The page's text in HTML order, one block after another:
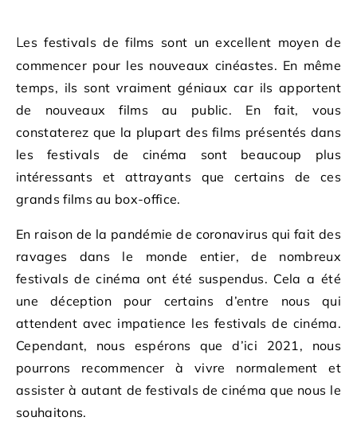
Les festivals de films sont un excellent moyen de
commencer pour les nouveaux cinéastes. En même
temps, ils sont vraiment géniaux car ils apportent
de nouveaux films au public. En fait, vous
constaterez que la plupart des films présentés dans
les festivals de cinéma sont beaucoup plus
intéressants et attrayants que certains de ces
grands films au box-office.
En raison de la pandémie de coronavirus qui fait des
ravages dans le monde entier, de nombreux
festivals de cinéma ont été suspendus. Cela a été
une déception pour certains d’entre nous qui
attendent avec impatience les festivals de cinéma.
Cependant, nous espérons que d’ici 2021, nous
pourrons recommencer à vivre normalement et
assister à autant de festivals de cinéma que nous le
souhaitons.